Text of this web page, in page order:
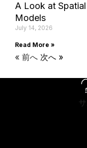
A Look at
Models
July 14, 2026
Read More »
« 前へ 次へ »